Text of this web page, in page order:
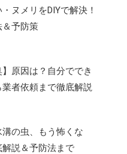
ヌメリをDIYで解決！
予防策
】原因は？自分ででき
者依頼まで徹底解説
溝の虫、もう怖くな
説＆予防法まで